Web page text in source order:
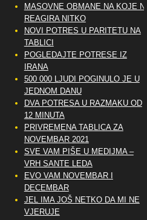
MASOVNE OBMANE NA KOJE NE
REAGIRA NITKO
NOVI POTRES U PARITETU NA
TABLICI
POGLEDAJTE POTRESE IZ
IRANA
500 000 LJUDI POGINULO JE U
JEDNOM DANU
DVA POTRESA U RAZMAKU OD
12 MINUTA
PRIVREMENA TABLICA ZA
NOVEMBAR 2021
SVE VAM PIŠE U MEDIJMA –
VRH SANTE LEDA
EVO VAM NOVEMBAR I
DECEMBAR
JEL IMA JOŠ NETKO DA MI NE
VJERUJE